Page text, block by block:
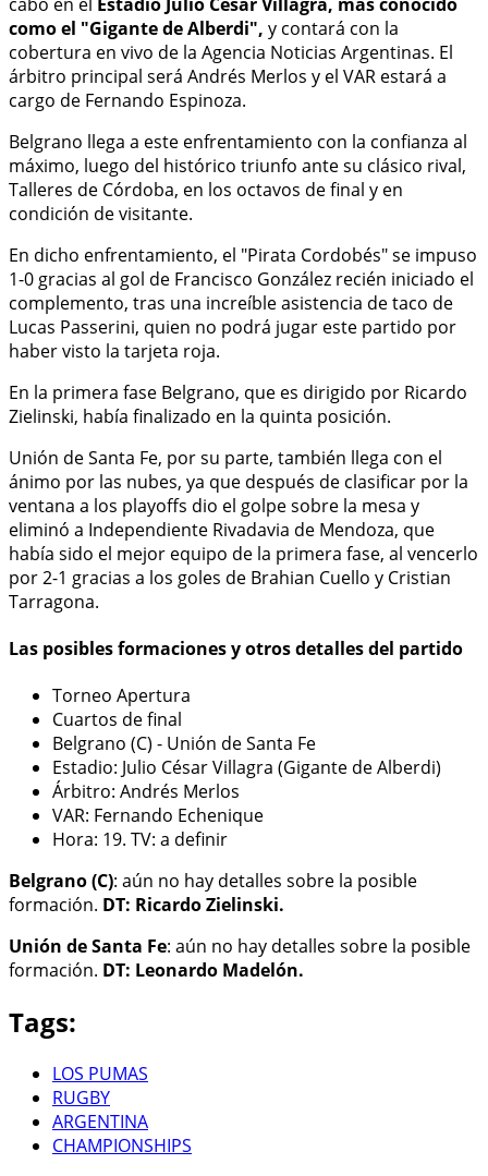
como el "Gigante de Alberdi", y contará con la
cobertura en vivo de la Agencia Noticias Argentinas. El
árbitro principal será Andrés Merlos y el VAR estará a
cargo de Fernando Espinoza.
Belgrano llega a este enfrentamiento con la confianza al
máximo, luego del histórico triunfo ante su clásico rival,
Talleres de Córdoba, en los octavos de final y en
condición de visitante.
En dicho enfrentamiento, el "Pirata Cordobés" se impuso
1-0 gracias al gol de Francisco González recién iniciado el
complemento, tras una increíble asistencia de taco de
Lucas Passerini, quien no podrá jugar este partido por
haber visto la tarjeta roja.
En la primera fase Belgrano, que es dirigido por Ricardo
Zielinski, había finalizado en la quinta posición.
Unión de Santa Fe, por su parte, también llega con el
ánimo por las nubes, ya que después de clasificar por la
ventana a los playoffs dio el golpe sobre la mesa y
eliminó a Independiente Rivadavia de Mendoza, que
había sido el mejor equipo de la primera fase, al vencerlo
por 2-1 gracias a los goles de Brahian Cuello y Cristian
Tarragona.
Las posibles formaciones y otros detalles del partido
Torneo Apertura
Cuartos de final
Belgrano (C) - Unión de Santa Fe
Estadio: Julio César Villagra (Gigante de Alberdi)
Árbitro: Andrés Merlos
VAR: Fernando Echenique
Hora: 19. TV: a definir
Belgrano (C): aún no hay detalles sobre la posible
formación. DT: Ricardo Zielinski.
Unión de Santa Fe: aún no hay detalles sobre la posible
formación. DT: Leonardo Madelón.
Tags:
LOS PUMAS
RUGBY
ARGENTINA
CHAMPIONSHIPS